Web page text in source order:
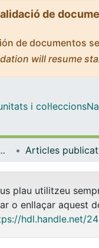
de
de documentos
will resume
i col·leccions
i Ciències Ambientals
plau utilitzeu
o enllaçar aquest
hdl.handle.net/